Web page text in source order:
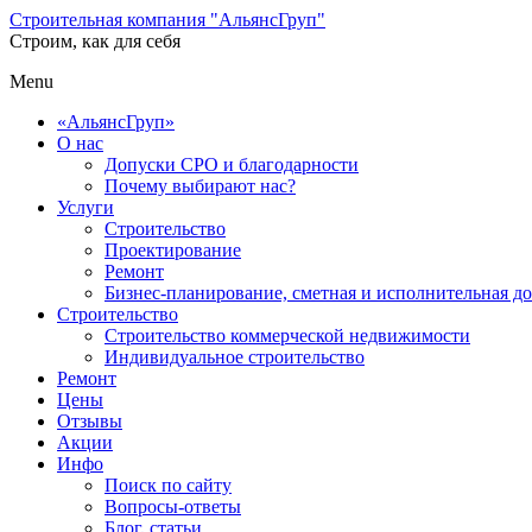
Строительная компания "АльянсГруп"
Строим, как для себя
Menu
«АльянсГруп»
О нас
Допуски СРО и благодарности
Почему выбирают нас?
Услуги
Строительство
Проектирование
Ремонт
Бизнес-планирование, сметная и исполнительная
Строительство
Строительство коммерческой недвижимости
Индивидуальное строительство
Ремонт
Цены
Отзывы
Акции
Инфо
Поиск по сайту
Вопросы-ответы
Блог, статьи